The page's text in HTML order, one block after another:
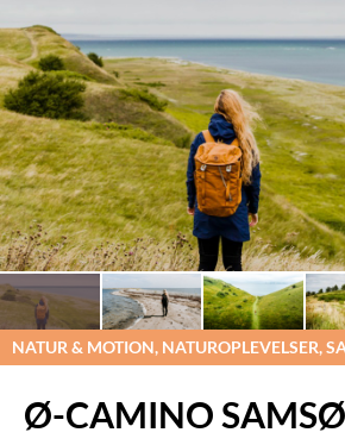
NATUR & MOTION, NATUROPLEVELSER,
Ø-CAMINO SAMSØ